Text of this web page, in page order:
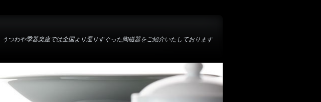
うつわや季器楽座では全国より選りすぐった陶磁器をご紹介いたしております